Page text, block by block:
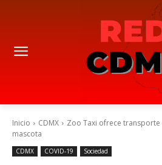
Inicio CDMX
Zoo Taxi ofrece
mascota
CDMX COVID-19 Sociedad